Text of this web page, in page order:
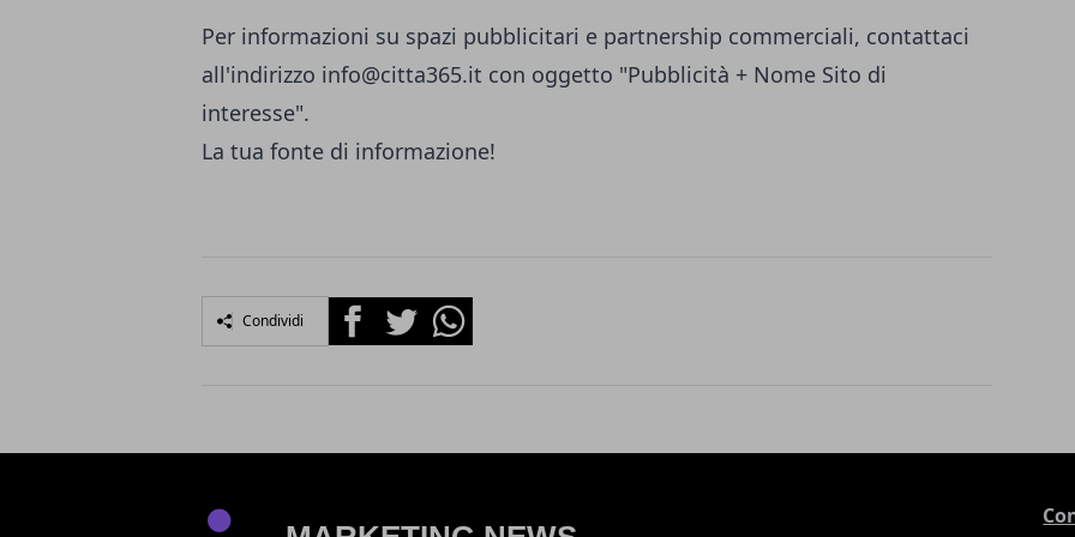
Per informazioni su spazi pubblicitari e partnership commerciali, contattaci
all'indirizzo info@citta365.it con oggetto "Pubblicità + Nome Sito di
interesse".
La tua fonte di informazione!
Condividi FacebookTwitterWhatsapp